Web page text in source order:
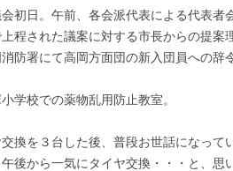
日。午前、各会派代表による代表者
程された議案に対する市長からの提案
防署にて高岡方面団の新入団員への辞
校での薬物乱用防止教室。
を３台した後、普段お世話になって
後から一気にタイヤ交換・・・と、思